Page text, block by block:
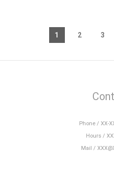
1 2 3
Phone / XX-
Hours /
Mail /